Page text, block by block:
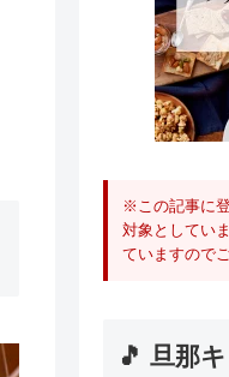
※この記事に
対象としてい
ていますので
🎵 旦那